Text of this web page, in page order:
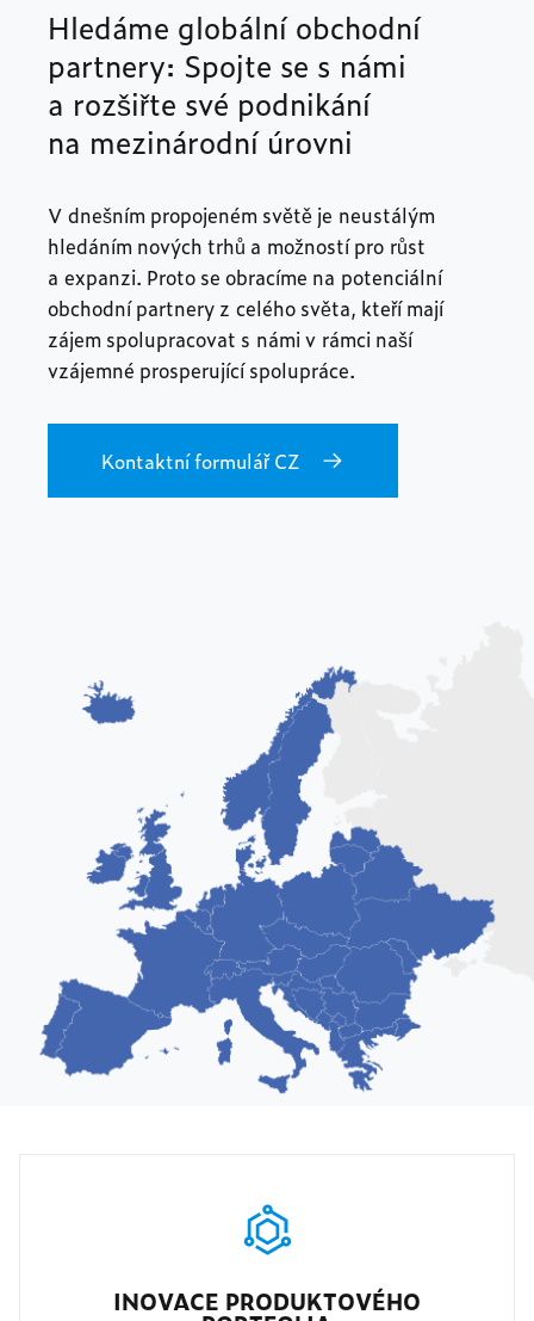
Hledáme globální obchodní
partnery: Spojte se s námi
a rozšiřte své podnikání
na mezinárodní úrovni
V dnešním propojeném světě je neustálým
hledáním nových trhů a možností pro růst
a expanzi. Proto se obracíme na potenciální
obchodní partnery z celého světa, kteří mají
zájem spolupracovat s námi v rámci naší
vzájemné prosperující spolupráce.
Kontaktní formulář CZ
INOVACE PRODUKTOVÉHO